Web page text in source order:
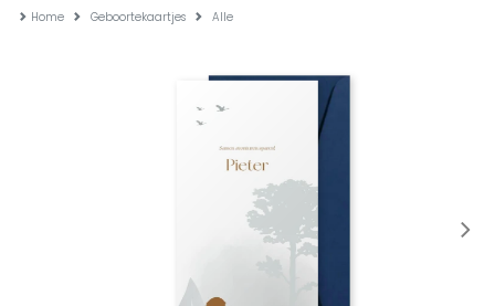
Home Geboortekaartjes Alle